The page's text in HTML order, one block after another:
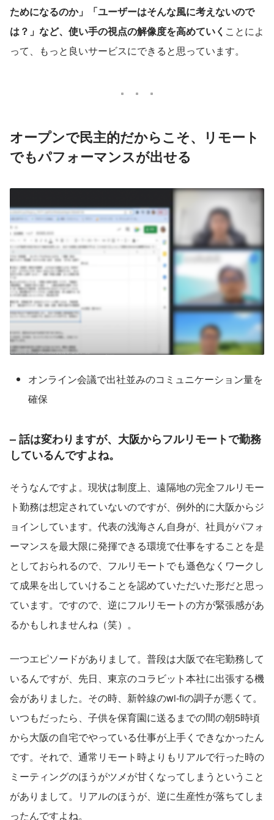
ためになるのか」「ユーザーはそんな風に考えないので
は？」など、使い手の視点の解像度を高めていく ことによ
って、もっと良いサービスにできると思っています。
オープンで民主的だからこそ、リモート
でもパフォーマンスが出せる
オンライン会議で出社並みのコミュニケーション量を
確保
– 話は変わりますが、大阪からフルリモートで勤務
しているんですよね。
そうなんですよ。現状は制度上、遠隔地の完全フルリモー
ト勤務は想定されていないのですが、例外的に大阪からジ
ョインしています。代表の浅海さん自身が、社員がパフォ
ーマンスを最大限に発揮できる環境で仕事をすることを是
としておられるので、フルリモートでも遜色なくワークし
て成果を出していけることを認めていただいた形だと思っ
ています。ですので、逆にフルリモートの方が緊張感があ
るかもしれませんね（笑）。
一つエピソードがありまして。普段は大阪で在宅勤務して
いるんですが、先日、東京のコラビット本社に出張する機
会がありました。その時、新幹線のwi-fiの調子が悪くて。
いつもだったら、子供を保育園に送るまでの間の朝5時頃
から大阪の自宅でやっている仕事が上手くできなかったん
です。それで、通常リモート時よりもリアルで行った時の
ミーティングのほうがツメが甘くなってしまうということ
がありまして。リアルのほうが、逆に生産性が落ちてしま
ったんですよね。